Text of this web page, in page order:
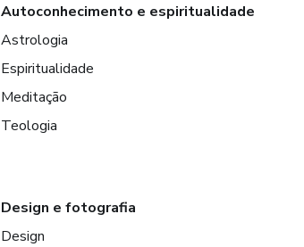
Autoconhecimento e espiritualidade
Astrologia
Espiritualidade
Meditação
Teologia
Design e fotografia
Design